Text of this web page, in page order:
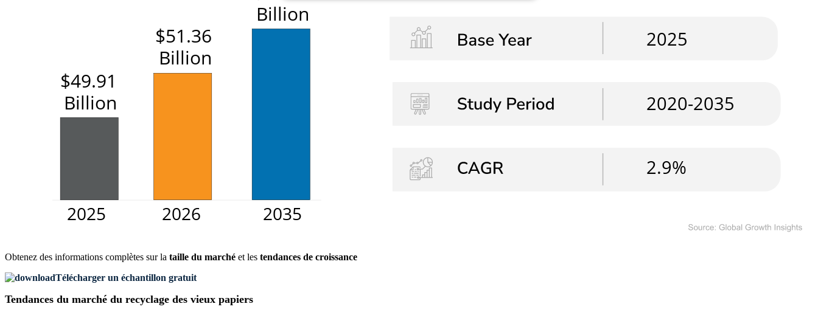
Obtenez des informations complètes sur la taille du marché et les tendances de croissance
Télécharger un échantillon gratuit
Tendances du marché du recyclage des vieux papiers